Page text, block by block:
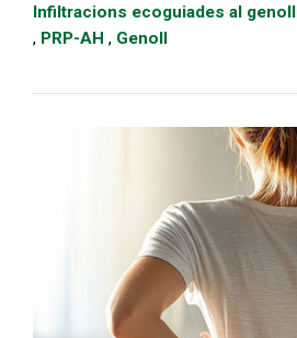
Infiltracions ecoguiades al genoll
, PRP-AH , Genoll